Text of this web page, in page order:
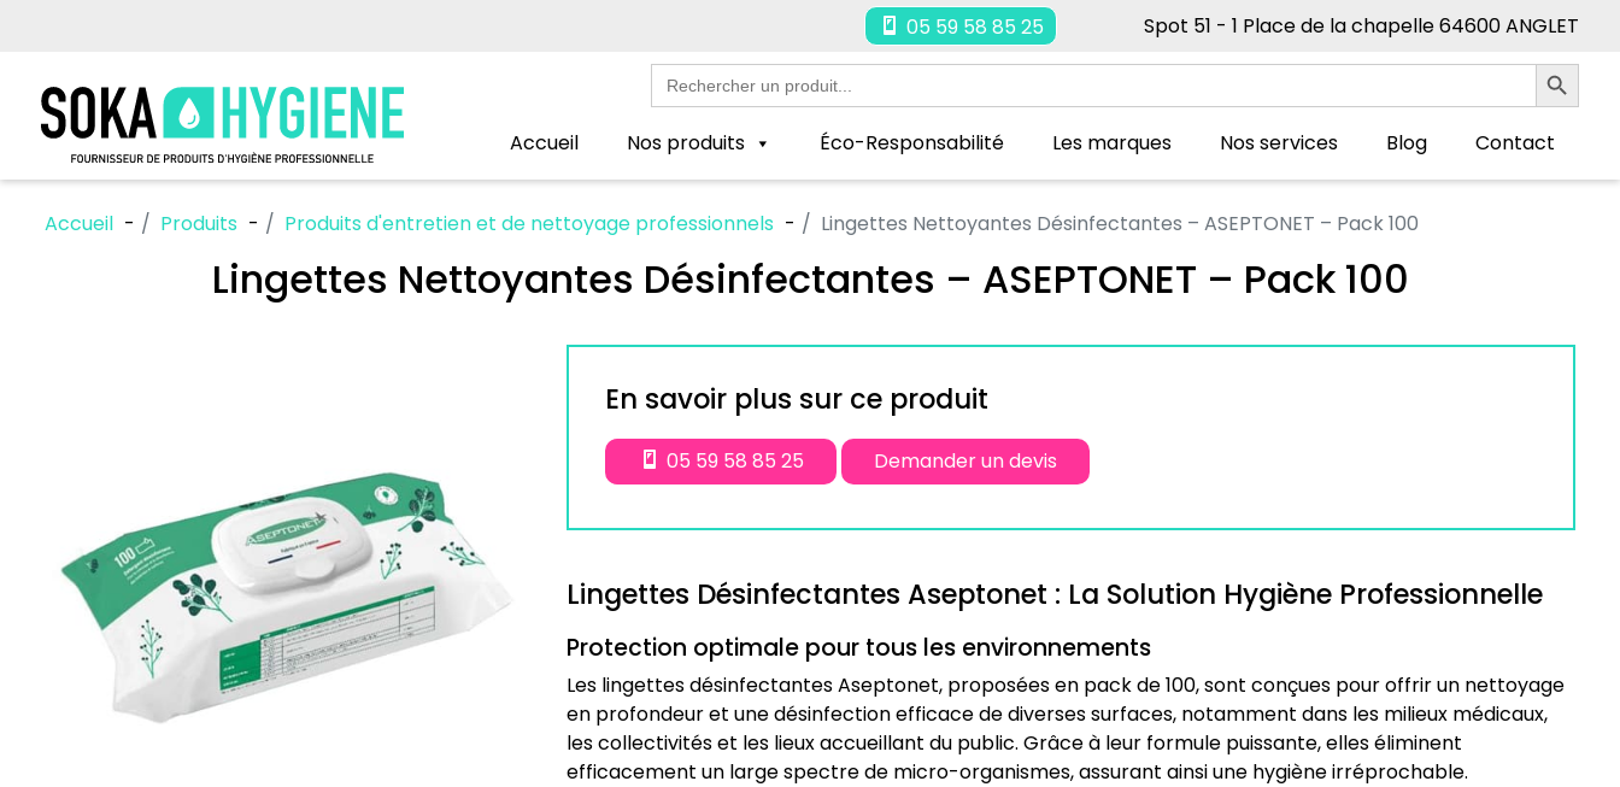
05 59 58 85 25
Spot 51 - 1 Place de la chapelle 64600 ANGLET
Search
for:
Search Button
Accueil Nos produits Éco-Responsabilité Les marques Nos services Blog Contact
Accueil Produits Produits d'entretien et de nettoyage professionnels Lingettes Nettoyantes Désinfectantes – ASEPTONET – Pack 100
Lingettes Nettoyantes Désinfectantes – ASEPTONET – Pack 100
En savoir plus sur ce produit
05 59 58 85 25 Demander un devis
Lingettes Désinfectantes Aseptonet : La Solution Hygiène Professionnelle
Protection optimale pour tous les environnements
Les lingettes désinfectantes Aseptonet, proposées en pack de 100, sont conçues pour offrir un nettoyage
en profondeur et une désinfection efficace de diverses surfaces, notamment dans les milieux médicaux,
les collectivités et les lieux accueillant du public. Grâce à leur formule puissante, elles éliminent
efficacement un large spectre de micro-organismes, assurant ainsi une hygiène irréprochable.